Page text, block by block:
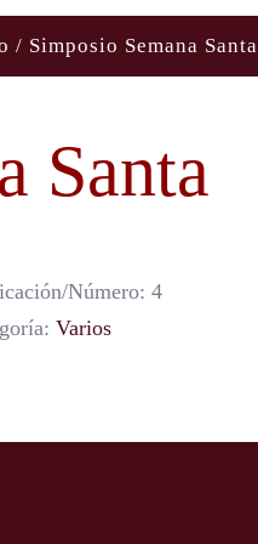
/ Simposio Semana Santa
Santa
Número: 4
Varios